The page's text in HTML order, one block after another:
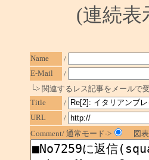
(連続表
Name
/
E-Mail
/
└> 関連するレス記事をメールで
Title
/
URL
/
Comment/ 通常モード->
図表